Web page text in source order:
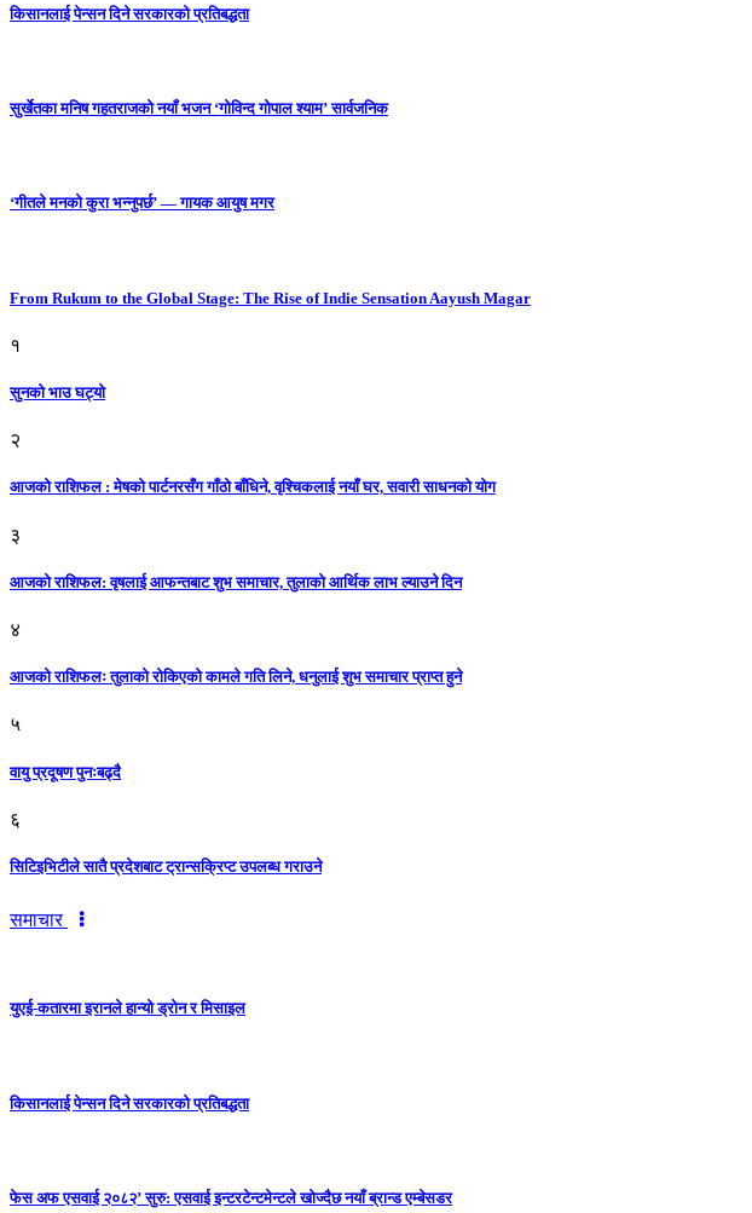
किसानलाई पेन्सन दिने सरकारको प्रतिबद्धता
सुर्खेतका मनिष गहतराजको नयाँ भजन ‘गोविन्द गोपाल श्याम’ सार्वजनिक
‘गीतले मनको कुरा भन्नुपर्छ’ — गायक आयुष मगर
From Rukum to the Global Stage: The Rise of Indie Sensation Aayush Magar
१
सुनको भाउ घट्याे
२
आजको राशिफल : मेषको पार्टनरसँग गाँठो बाँधिने, वृश्चिकलाई नयाँ घर, सवारी साधनकाे याेग
३
आजकाे राशिफल: वृषलाई आफन्तबाट शुभ समाचार, तुलाकाे आर्थिक लाभ ल्याउने दिन
४
आजको राशिफलः तुलाकाे रोकिएको कामले गति लिने, धनुलाई शुभ समाचार प्राप्त हुने
५
वायु प्रदूषण पुनःबढ्दै
६
सिटिइभिटीले सातै प्रदेशबाट ट्रान्सक्रिप्ट उपलब्ध गराउने
समाचार
युएई-कतारमा इरानले हान्यो ड्रोन र मिसाइल
किसानलाई पेन्सन दिने सरकारको प्रतिबद्धता
फेस अफ एसवाई २०८२’ सुरु: एसवाई इन्टरटेन्टमेन्टले खोज्दैछ नयाँ ब्रान्ड एम्बेसडर